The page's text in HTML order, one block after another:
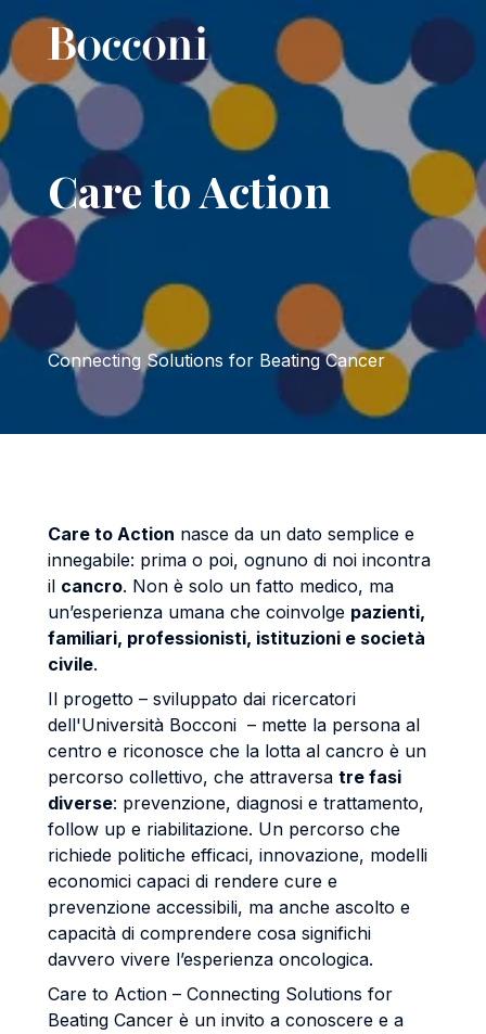
Salta al contenuto principale
Care to Action
Connecting Solutions for Beating Cancer
Care to Action nasce da un dato semplice e
innegabile: prima o poi, ognuno di noi incontra
il cancro. Non è solo un fatto medico, ma
un’esperienza umana che coinvolge pazienti,
familiari, professionisti, istituzioni e società
civile.
Il progetto – sviluppato dai ricercatori
dell'Università Bocconi – mette la persona al
centro e riconosce che la lotta al cancro è un
percorso collettivo, che attraversa tre fasi
diverse: prevenzione, diagnosi e trattamento,
follow up e riabilitazione. Un percorso che
richiede politiche efficaci, innovazione, modelli
economici capaci di rendere cure e
prevenzione accessibili, ma anche ascolto e
capacità di comprendere cosa significhi
davvero vivere l’esperienza oncologica.
Care to Action – Connecting Solutions for
Beating Cancer è un invito a conoscere e a